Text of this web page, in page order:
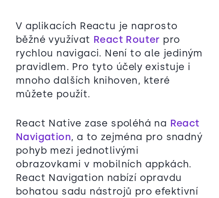
V aplikacích Reactu je naprosto
běžné využívat React Router pro
rychlou navigaci. Není to ale jediným
pravidlem. Pro tyto účely existuje i
mnoho dalších knihoven, které
můžete použít.
React Native zase spoléhá na React
Navigation, a to zejména pro snadný
pohyb mezi jednotlivými
obrazovkami v mobilních appkách.
React Navigation nabízí opravdu
bohatou sadu nástrojů pro efektivní